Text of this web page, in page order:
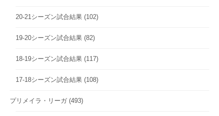
20-21シーズン試合結果 (102)
19-20シーズン試合結果 (82)
18-19シーズン試合結果 (117)
17-18シーズン試合結果 (108)
プリメイラ・リーガ (493)